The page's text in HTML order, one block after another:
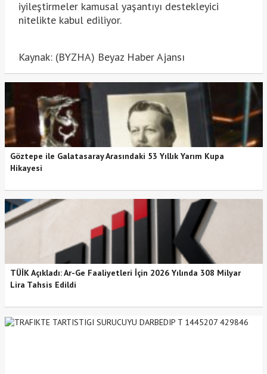
iyileştirmeler kamusal yaşantıyı destekleyici
nitelikte kabul ediliyor.
Kaynak: (BYZHA) Beyaz Haber Ajansı
Göztepe ile Galatasaray Arasındaki 53 Yıllık Yarım Kupa
Hikayesi
TÜİK Açıkladı: Ar-Ge Faaliyetleri İçin 2026 Yılında 308 Milyar
Lira Tahsis Edildi